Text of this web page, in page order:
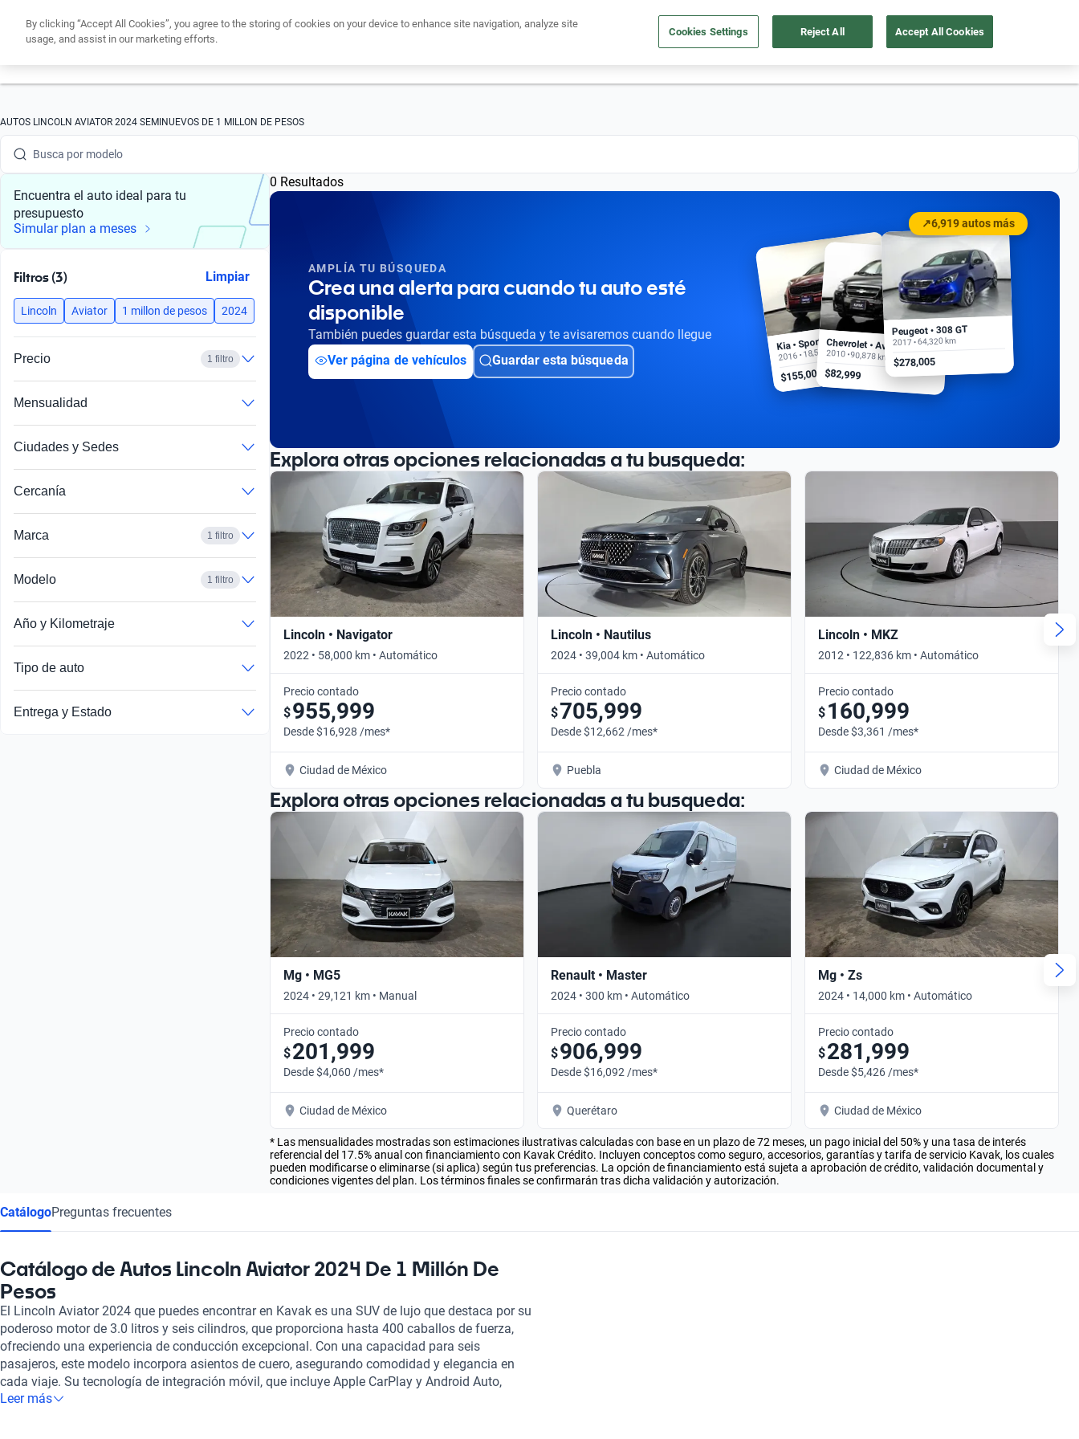
Cuida tu auto Nosotros 55 4162 9202 Ubicación
AUTOS LINCOLN AVIATOR 2024 SEMINUEVOS DE 1 MILLON DE PESOS
Busca por marca
Busca por modelo
Busca por versión
Busca por año
Busca por modelo
Busca por año
Encuentra el auto ideal para tu
presupuesto
Simular plan a meses
Filtros (3) Limpiar
Lincoln Aviator 1 millon de pesos 2024
Precio 1 filtro
Mensualidad
Ciudades y Sedes
Cercanía
Marca 1 filtro
Modelo 1 filtro
Año y Kilometraje
Tipo de auto
Entrega y Estado
0 Resultados
AMPLÍA TU BÚSQUEDA
Crea una alerta para cuando tu auto esté
disponible
También puedes guardar esta búsqueda y te avisaremos cuando llegue
Ver página de vehículos
Guardar esta búsqueda
↗6,919 autos más
Kia • Sportage EX
2016 • 18,500 km
$155,000
Chevrolet • Aveo
2010 • 90,878 km
$82,999
Peugeot • 308 GT
2017 • 64,320 km
$278,005
Explora otras opciones relacionadas a tu busqueda:
Lincoln • Navigator
2022 • 58,000 km • Automático
Precio contado
$955,999
Desde $16,928 /mes*
Ciudad de México
Lincoln • Nautilus
2024 • 39,004 km • Automático
Precio contado
$705,999
Desde $12,662 /mes*
Puebla
Lincoln • MKZ
2012 • 122,836 km • Automático
Precio contado
$ 160,999
Desde $3,361 /mes*
Ciudad de México
Explora otras opciones relacionadas a tu busqueda:
Mg • MG5
2024 • 29,121 km • Manual
Precio contado
$201,999
Desde $4,060 /mes*
Ciudad de México
Renault • Master
2024 • 300 km • Automático
Precio contado
$906,999
Desde $16,092 /mes*
Querétaro
Mg • Zs
2024 • 14,000 km • Automático
Precio contado
$281,999
Desde $5,426 /mes*
Ciudad de México
* Las mensualidades mostradas son estimaciones ilustrativas calculadas con base en un plazo de 72 meses, un pago inicial del 50% y una tasa de interés
referencial del 17.5% anual con financiamiento con Kavak Crédito. Incluyen conceptos como seguro, accesorios, garantías y tarifa de servicio Kavak, los cuales
pueden modificarse o eliminarse (si aplica) según tus preferencias. La opción de financiamiento está sujeta a aprobación de crédito, validación documental y
condiciones vigentes del plan. Los términos finales se confirmarán tras dicha validación y autorización.
CatálogoPreguntas frecuentes
Catálogo de Autos Lincoln Aviator 2024 De 1 Millón De
Pesos
El Lincoln Aviator 2024 que puedes encontrar en Kavak es una SUV de lujo que destaca por su
poderoso motor de 3.0 litros y seis cilindros, que proporciona hasta 400 caballos de fuerza,
ofreciendo una experiencia de conducción excepcional. Con una capacidad para seis
pasajeros, este modelo incorpora asientos de cuero, asegurando comodidad y elegancia en
cada viaje. Su tecnología de integración móvil, que incluye Apple CarPlay y Android Auto,
complementa su equipamiento, permitiendo una experiencia conectada a bordo. Además, el
Leer más
By clicking “Accept All Cookies”, you agree to the storing of cookies on your device to enhance site navigation, analyze site
usage, and assist in our marketing efforts.
Cookies Settings Reject All Accept All Cookies